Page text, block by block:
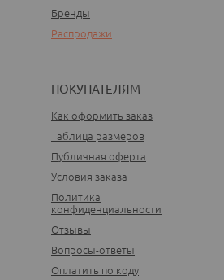
ПОКУПАТЕЛЯМ
Как оформить заказ
Таблица размеров
Публичная оферта
Условия заказа
Политика
конфиденциальности
Отзывы
Вопросы-ответы
Оплатить по коду
Бренды
Распродажи